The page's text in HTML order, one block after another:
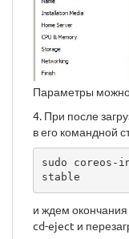
Параметры можно
4. При после
в его командной
sudo
stable
и ждем окончания
cd-eject и